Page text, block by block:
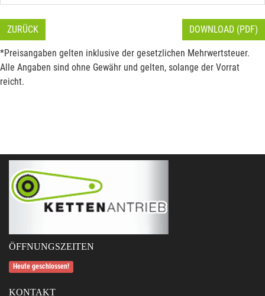
ZURÜCK DOWNLOAD (PDF)
*Preisangaben gelten inklusive der gesetzlichen Mehrwertsteuer.
Alle Angaben sind ohne Gewähr und gelten, solange der Vorrat
reicht.
ÖFFNUNGSZEITEN
Heute geschlossen!
KONTAKT